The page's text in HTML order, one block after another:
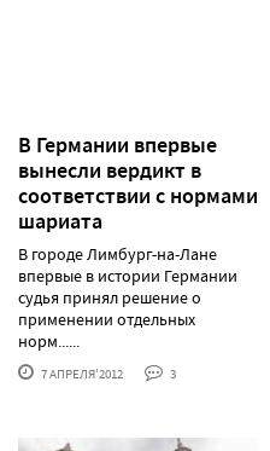
В Германии впервые
вынесли вердикт в
соответствии с нормами
шариата
В городе Лимбург-на-Лане
впервые в истории Германии
судья принял решение о
применении отдельных
норм......
7 АПРЕЛЯ'2012 3